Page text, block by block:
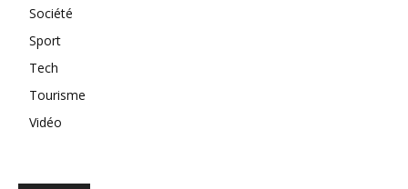
Société
Sport
Tech
Tourisme
Vidéo